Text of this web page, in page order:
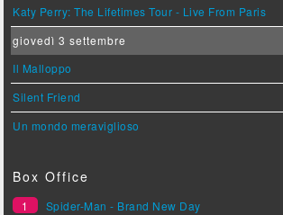
Katy Perry: The Lifetimes Tour - Live From Paris
giovedì 3 settembre
Il Malloppo
Silent Friend
Un mondo meraviglioso
Box Office
1
Spider-Man - Brand New Day